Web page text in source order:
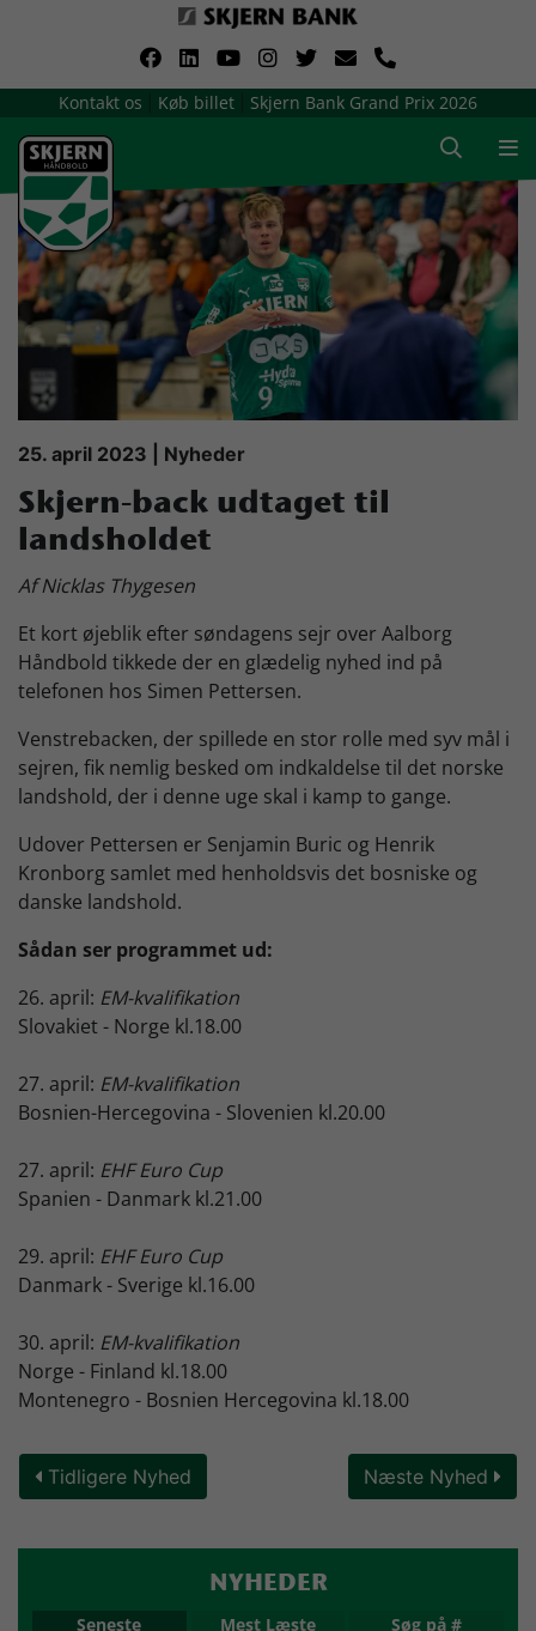
Kontakt os Køb billet Skjern Bank Grand Prix 2026
Om Skjern Håndbold
Ligatruppen
Sponsorer
Billetsalg / sæsonkort
Presse
Samarbejdsklubber
Skjern Bank Grand Prix
Nyhedsbrev
Køb Billet
25. april 2023 | Nyheder
Skjern-back udtaget til
landsholdet
Af Nicklas Thygesen
Et kort øjeblik efter søndagens sejr over Aalborg
Håndbold tikkede der en glædelig nyhed ind på
telefonen hos Simen Pettersen.
Venstrebacken, der spillede en stor rolle med syv mål i
sejren, fik nemlig besked om indkaldelse til det norske
landshold, der i denne uge skal i kamp to gange.
Udover Pettersen er Senjamin Buric og Henrik
Kronborg samlet med henholdsvis det bosniske og
danske landshold.
Sådan ser programmet ud:
26. april: EM-kvalifikation
Slovakiet - Norge kl.18.00
27. april: EM-kvalifikation
Bosnien-Hercegovina - Slovenien kl.20.00
27. april: EHF Euro Cup
Spanien - Danmark kl.21.00
29. april: EHF Euro Cup
Danmark - Sverige kl.16.00
30. april: EM-kvalifikation
Norge - Finland kl.18.00
Montenegro - Bosnien Hercegovina kl.18.00
Tidligere Nyhed Næste Nyhed
NYHEDER
Seneste Mest Læste Søg på #